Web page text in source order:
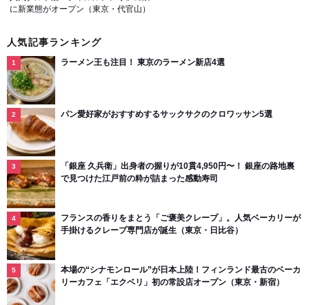
に新業態がオープン（東京・代官山）
人気記事ランキング
ラーメン王も注目！ 東京のラーメン新店4選
パン愛好家がおすすめするサックサクのクロワッサン5選
「銀座 久兵衛」出身者の握りが10貫4,950円〜！ 銀座の路地裏
で見つけた江戸前の粋が詰まった感動寿司
フランスの香りをまとう「ご褒美クレープ」。人気ベーカリーが
手掛けるクレープ専門店が誕生（東京・日比谷）
本場の“シナモンロール”が日本上陸！フィンランド最古のベーカ
リーカフェ「エクベリ」初の常設店オープン（東京・新宿）